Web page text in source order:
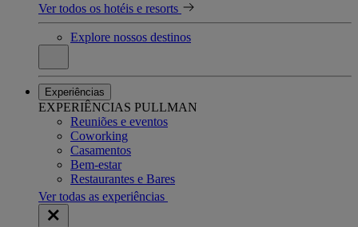
Ver todos os hotéis e resorts
Explore nossos destinos
Experiências
EXPERIÊNCIAS PULLMAN
Reuniões e eventos
Coworking
Casamentos
Bem-estar
Restaurantes e Bares
Ver todas as experiências